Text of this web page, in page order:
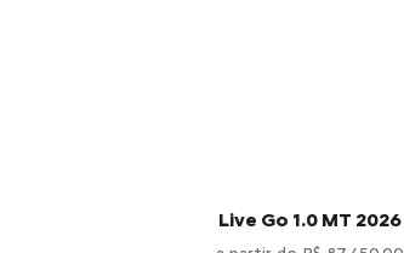
Live Go 1.0 MT 2026